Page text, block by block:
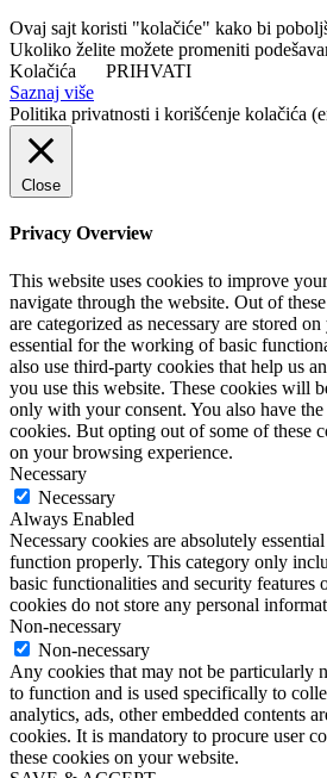
Ovaj sajt koristi "kolačiće" kako bi
Ukoliko želite možete promeniti
Kolačića
PRIHVATI
Saznaj više
Politika privatnosti i korišćenje kolačića
Close
Privacy Overview
This website uses cookies to improve
navigate through the website. Out of
are categorized as necessary are stored
essential for the working of basic
also use third-party cookies that help us
you use this website. These cookies will
only with your consent. You also have
cookies. But opting out of some of these
on your browsing experience.
Necessary
Necessary
Always Enabled
Necessary cookies are absolutely
function properly. This category only
basic functionalities and security features
cookies do not store any personal
Non-necessary
Non-necessary
Any cookies that may not be particularly
to function and is used specifically to
analytics, ads, other embedded contents
cookies. It is mandatory to procure user
these cookies on your website.